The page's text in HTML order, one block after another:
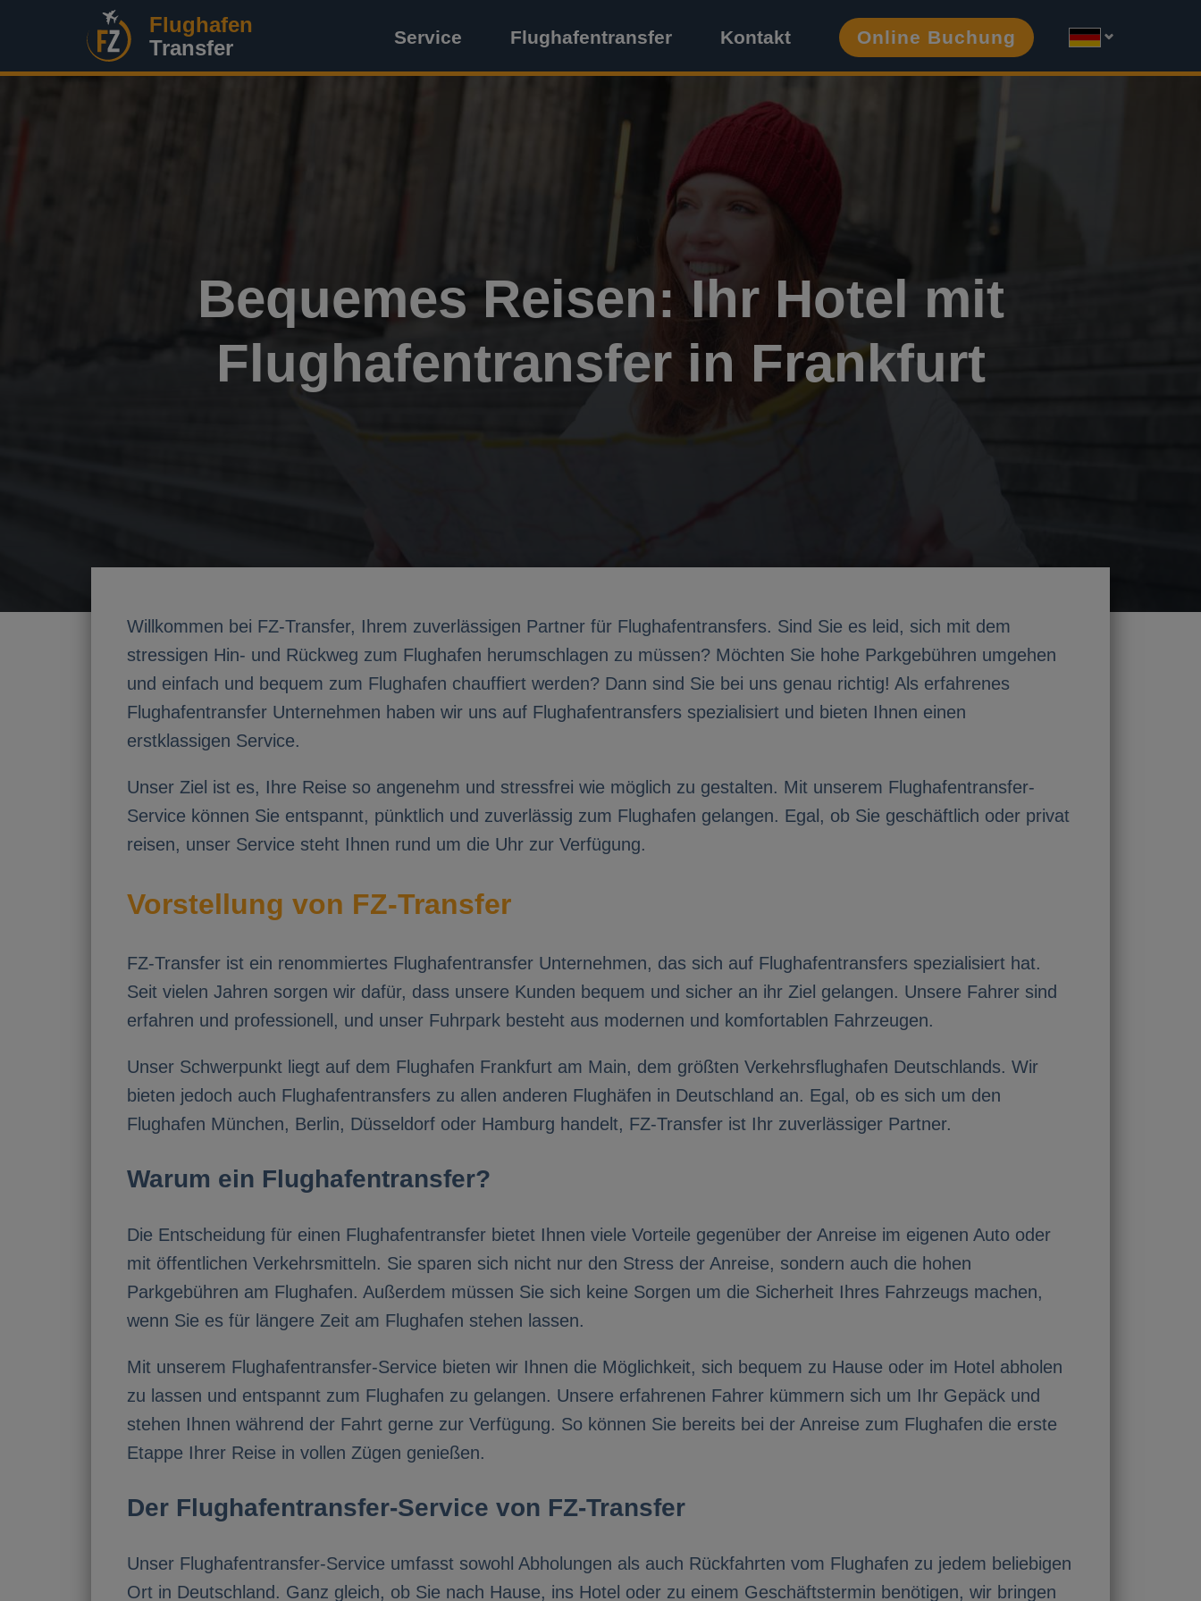
Flughafen
Transfer
Service Flughafentransfer Kontakt Online Buchung
Bequemes Reisen: Ihr Hotel mit
Flughafentransfer in Frankfurt
Willkommen bei FZ-Transfer, Ihrem zuverlässigen Partner für Flughafentransfers. Sind Sie es leid, sich mit dem
stressigen Hin- und Rückweg zum Flughafen herumschlagen zu müssen? Möchten Sie hohe Parkgebühren umgehen
und einfach und bequem zum Flughafen chauffiert werden? Dann sind Sie bei uns genau richtig! Als erfahrenes
Flughafentransfer Unternehmen haben wir uns auf Flughafentransfers spezialisiert und bieten Ihnen einen
erstklassigen Service.
Unser Ziel ist es, Ihre Reise so angenehm und stressfrei wie möglich zu gestalten. Mit unserem Flughafentransfer-
Service können Sie entspannt, pünktlich und zuverlässig zum Flughafen gelangen. Egal, ob Sie geschäftlich oder privat
reisen, unser Service steht Ihnen rund um die Uhr zur Verfügung.
Vorstellung von FZ-Transfer
FZ-Transfer ist ein renommiertes Flughafentransfer Unternehmen, das sich auf Flughafentransfers spezialisiert hat.
Seit vielen Jahren sorgen wir dafür, dass unsere Kunden bequem und sicher an ihr Ziel gelangen. Unsere Fahrer sind
erfahren und professionell, und unser Fuhrpark besteht aus modernen und komfortablen Fahrzeugen.
Unser Schwerpunkt liegt auf dem Flughafen Frankfurt am Main, dem größten Verkehrsflughafen Deutschlands. Wir
bieten jedoch auch Flughafentransfers zu allen anderen Flughäfen in Deutschland an. Egal, ob es sich um den
Flughafen München, Berlin, Düsseldorf oder Hamburg handelt, FZ-Transfer ist Ihr zuverlässiger Partner.
Warum ein Flughafentransfer?
Die Entscheidung für einen Flughafentransfer bietet Ihnen viele Vorteile gegenüber der Anreise im eigenen Auto oder
mit öffentlichen Verkehrsmitteln. Sie sparen sich nicht nur den Stress der Anreise, sondern auch die hohen
Parkgebühren am Flughafen. Außerdem müssen Sie sich keine Sorgen um die Sicherheit Ihres Fahrzeugs machen,
wenn Sie es für längere Zeit am Flughafen stehen lassen.
Mit unserem Flughafentransfer-Service bieten wir Ihnen die Möglichkeit, sich bequem zu Hause oder im Hotel abholen
zu lassen und entspannt zum Flughafen zu gelangen. Unsere erfahrenen Fahrer kümmern sich um Ihr Gepäck und
stehen Ihnen während der Fahrt gerne zur Verfügung. So können Sie bereits bei der Anreise zum Flughafen die erste
Etappe Ihrer Reise in vollen Zügen genießen.
Der Flughafentransfer-Service von FZ-Transfer
Unser Flughafentransfer-Service umfasst sowohl Abholungen als auch Rückfahrten vom Flughafen zu jedem beliebigen
Ort in Deutschland. Ganz gleich, ob Sie nach Hause, ins Hotel oder zu einem Geschäftstermin benötigen, wir bringen